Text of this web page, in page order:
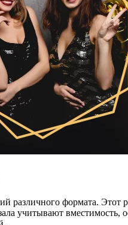
различного формата.
учитывают